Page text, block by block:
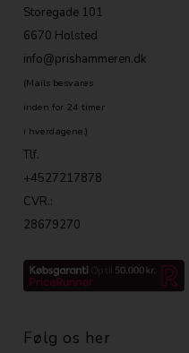
Storegade 101
6670 Holsted
info@prishammeren.dk
(Mails besvares
inden for 24 timer
i hverdagene.)
Tlf.
+4527217878
CVR.:
28679270
Følg os her